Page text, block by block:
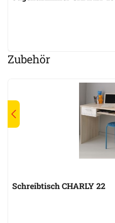
Zubehör
Schreibtisch CHARLY 22